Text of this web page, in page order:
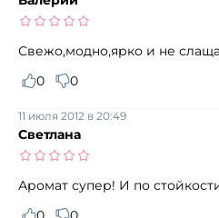
Свежо,модно,ярко и не
0
0
Светлана
11 июля 2012 в 20:49
Аромат супер! И по